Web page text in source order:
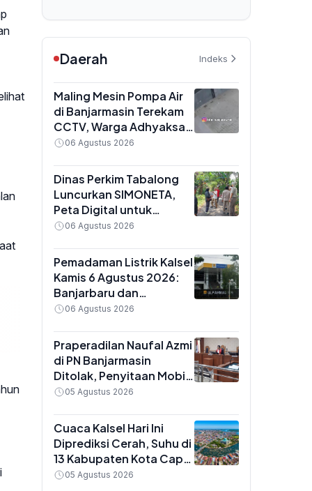
Daerah Indeks
Maling Mesin Pompa Air
di Banjarmasin Terekam
CCTV, Warga Adhyaksa
Diminta Perkuat
06 Agustus 2026
Dinas Perkim Tabalong
Luncurkan SIMONETA,
Peta Digital untuk
Amankan Aset Tanah dan
06 Agustus 2026
Pemadaman Listrik Kalsel
Kamis 6 Agustus 2026:
Banjarbaru dan
Martapura Mati Lampu 14
Terdampak
06 Agustus 2026
Praperadilan Naufal Azmi
di PN Banjarmasin
Ditolak, Penyitaan Mobil
Suzuki Ertiga dan
Sah
05 Agustus 2026
Cuaca Kalsel Hari Ini
Diprediksi Cerah, Suhu di
13 Kabupaten Kota Capai
34 Derajat Celsius
05 Agustus 2026